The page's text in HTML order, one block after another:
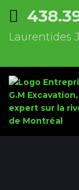
Laurentides